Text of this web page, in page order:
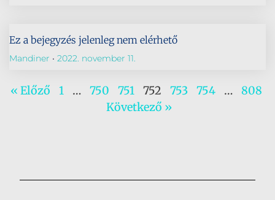
Ez a bejegyzés jelenleg nem elérhető
Mandiner 2022. november 11.
« Előző 1 … 750 751 752 753 754 …
808
Következő »